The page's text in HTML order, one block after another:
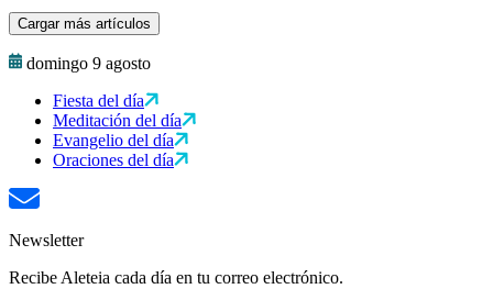
Cargar más artículos
domingo 9 agosto
Fiesta del día
Meditación del día
Evangelio del día
Oraciones del día
Newsletter
Recibe Aleteia cada día en tu correo electrónico.